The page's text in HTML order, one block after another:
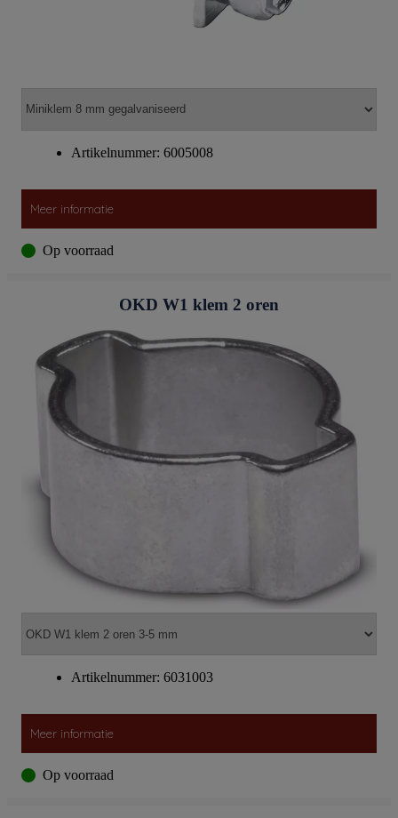
Artikelnummer: 6005008
Meer informatie
Op voorraad
OKD W1 klem 2 oren
Artikelnummer: 6031003
Meer informatie
Op voorraad